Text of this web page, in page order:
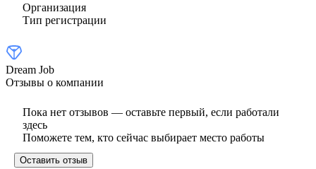
Организация
Тип регистрации
Dream Job
Отзывы о компании
Пока нет отзывов — оставьте первый, если работали
здесь
Поможете тем, кто сейчас выбирает место работы
Оставить отзыв